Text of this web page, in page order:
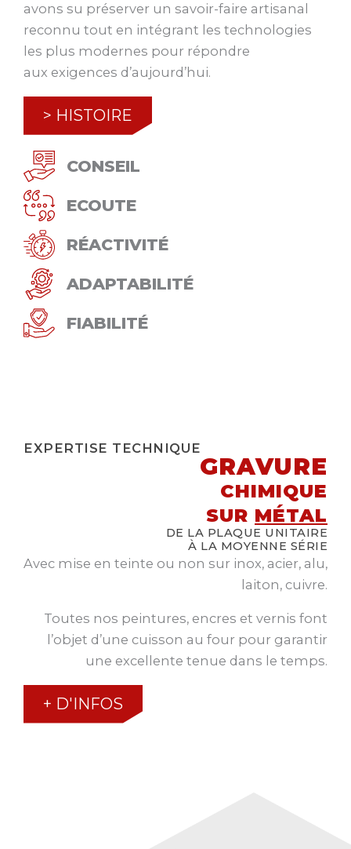
avons su préserver un savoir-faire artisanal
reconnu tout en intégrant les technologies
les plus modernes pour répondre
aux exigences d’aujourd’hui.
> HISTOIRE
CONSEIL
ECOUTE
RÉACTIVITÉ
ADAPTABILITÉ
FIABILITÉ
EXPERTISE TECHNIQUE
GRAVURE
CHIMIQUE
SUR MÉTAL
DE LA PLAQUE UNITAIRE
À LA MOYENNE SÉRIE
Avec mise en teinte ou non sur inox, acier, alu,
laiton, cuivre.
Toutes nos peintures, encres et vernis font
l’objet d’une cuisson au four pour garantir
une excellente tenue dans le temps.
+ D'INFOS